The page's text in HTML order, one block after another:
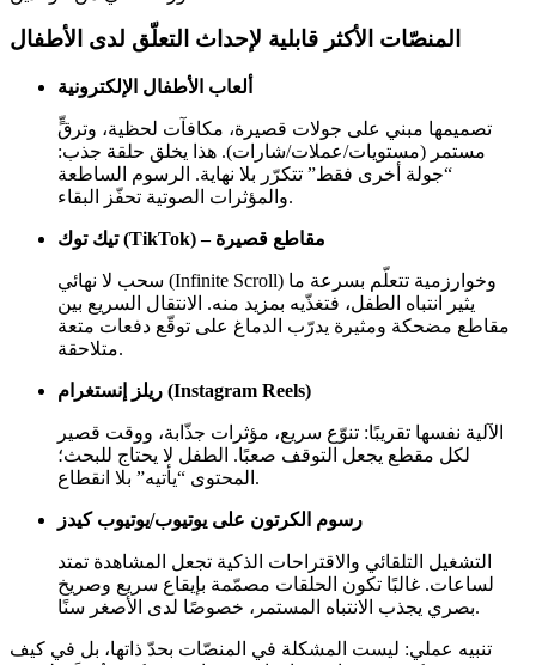
المنصّات الأكثر قابلية لإحداث التعلّق لدى الأطفال
ألعاب الأطفال الإلكترونية
تصميمها مبني على جولات قصيرة، مكافآت لحظية، وترقٍّ
مستمر (مستويات/عملات/شارات). هذا يخلق حلقة جذب:
“جولة أخرى فقط” تتكرّر بلا نهاية. الرسوم الساطعة
والمؤثرات الصوتية تحفّز البقاء.
تيك توك (TikTok) – مقاطع قصيرة
سحب لا نهائي (Infinite Scroll) وخوارزمية تتعلّم بسرعة ما
يثير انتباه الطفل، فتغذّيه بمزيد منه. الانتقال السريع بين
مقاطع مضحكة ومثيرة يدرّب الدماغ على توقّع دفعات متعة
متلاحقة.
ريلز إنستغرام (Instagram Reels)
الآلية نفسها تقريبًا: تنوّع سريع، مؤثرات جذّابة، ووقت قصير
لكل مقطع يجعل التوقف صعبًا. الطفل لا يحتاج للبحث؛
المحتوى “يأتيه” بلا انقطاع.
رسوم الكرتون على يوتيوب/يوتيوب كيدز
التشغيل التلقائي والاقتراحات الذكية تجعل المشاهدة تمتد
لساعات. غالبًا تكون الحلقات مصمّمة بإيقاع سريع وصريخ
بصري يجذب الانتباه المستمر، خصوصًا لدى الأصغر سنًا.
تنبيه عملي: ليست المشكلة في المنصّات بحدّ ذاتها، بل في كيف